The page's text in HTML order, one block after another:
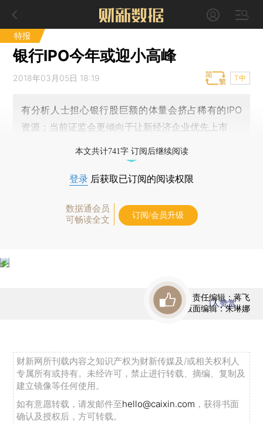
特报
银行IPO今年或迎小高峰
2018年03月05日 18:19 T中
有分析人士担心银行股巨额的体量会挤占稀有的IPO
资源；当前证监会更倾向于让新经济企业优先上市
本文共计741字 订阅后继续阅读
登录 后获取已订阅的阅读权限
数据通会员
可畅读全文
订阅/会员升级
责任编辑：蒋飞
版面编辑：朱琳娜
1人赞赏
财新网所刊载内容之知识产权为财新传媒及/或相关权利人
专属所有或持有。未经许可，禁止进行转载、摘编、复制及
建立镜像等任何使用。
如有意愿转载，请发邮件至hello@caixin.com ，获得书面
确认及授权后，方可转载。